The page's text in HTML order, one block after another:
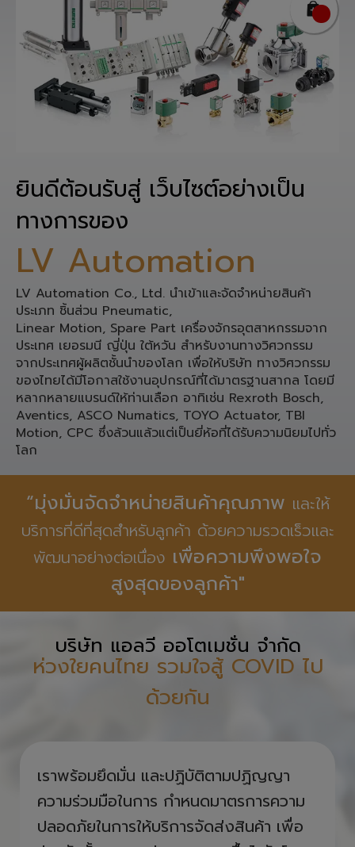
ยินดีต้อนรับสู่ เว็บไซต์อย่างเป็น
ทางการของ
LV Automation
LV Automation Co., Ltd. นำเข้าและจัดจำหน่ายสินค้า
ประเภท ชิ้นส่วน Pneumatic,
Linear Motion, Spare Part เครื่องจักรอุตสาหกรรมจาก
ประเทศ เยอรมนี ญี่ปุ่น ใต้หวัน สำหรับงานทางวิศวกรรม
จากประเทศผู้ผลิตชั้นนำของโลก เพื่อให้บริษัท ทางวิศวกรรม
ของไทยได้มีโอกาสใช้งานอุปกรณ์ที่ได้มาตรฐานสากล โดยมี
หลากหลายแบรนด์ให้ท่านเลือก อาทิเช่น Rexroth Bosch,
Aventics, ASCO Numatics, TOYO Actuator, TBI
Motion, CPC ซึ่งล้วนแล้วแต่เป็นยี่ห้อที่ได้รับความนิยมไปทั่ว
โลก
“มุ่งมั่นจัดจำหน่ายสินค้าคุณภาพ และให้
บริการที่ดีที่สุดสำหรับลูกค้า ด้วยความรวดเร็วและ
พัฒนาอย่างต่อเนื่อง เพื่อความพึงพอใจ
สูงสุดของลูกค้า"
บริษัท แอลวี ออโตเมชั่น จำกัด
ห่วงใยคนไทย รวมใจสู้ COVID ไป
ด้วยกัน
เราพร้อมยึดมั่น และปฏิบัติตามปฏิญญา
ความร่วมมือในการ กำหนดมาตรการความ
ปลอดภัยในการให้บริการจัดส่งสินค้า เพื่อ